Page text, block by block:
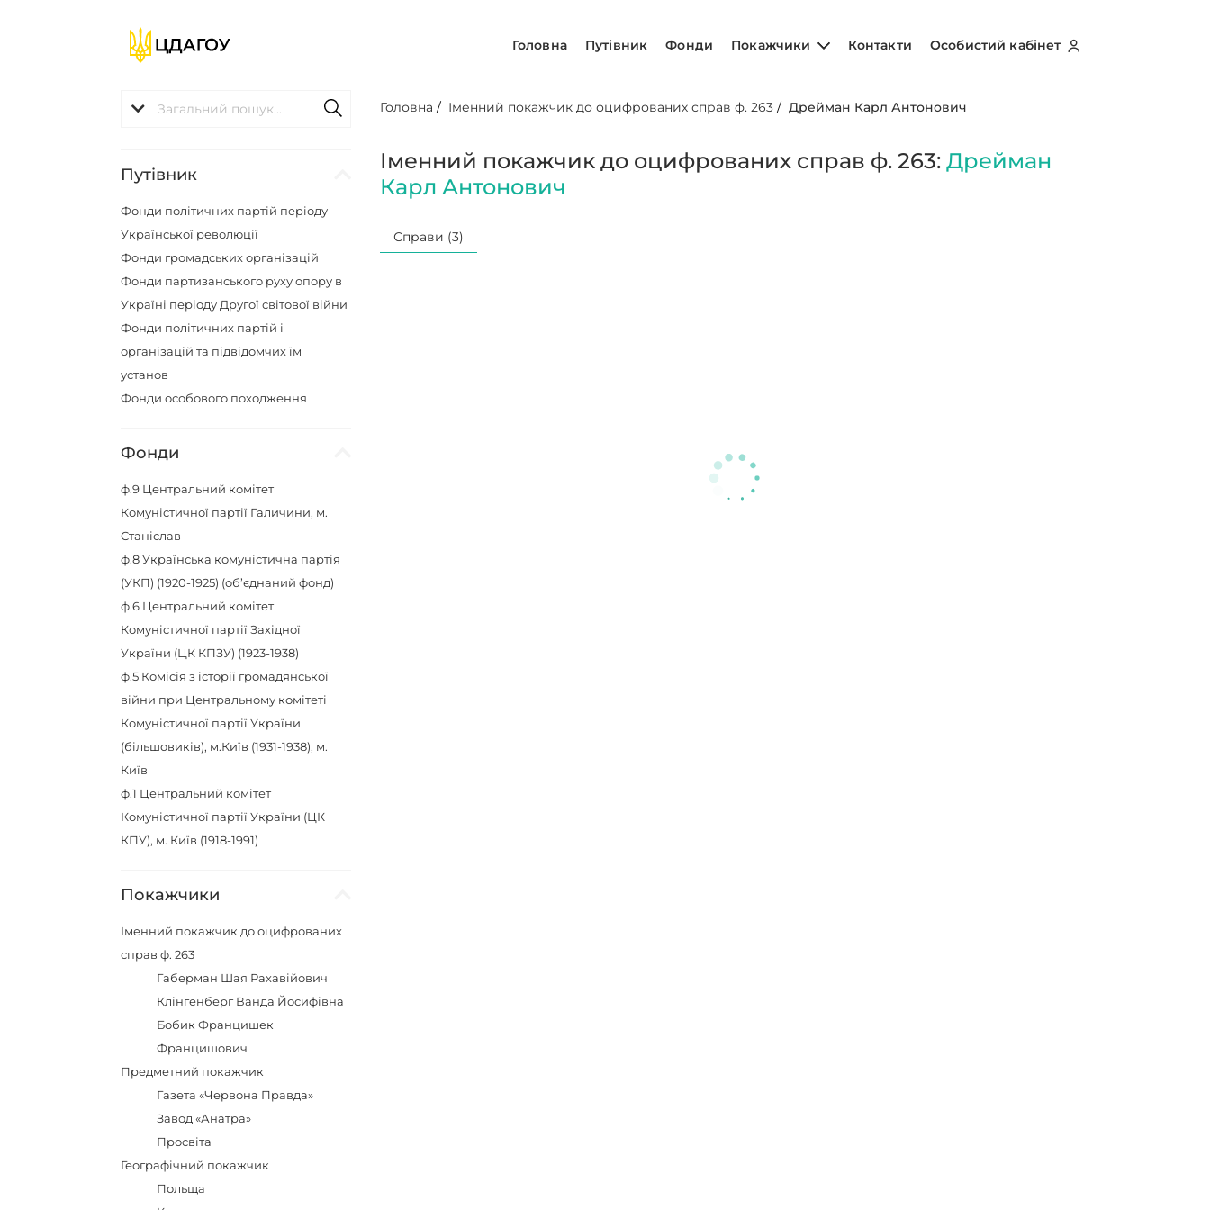
Головна Путівник Фонди Покажчики Контакти Особистий кабінет
Путівник
Фонди політичних партій періоду
Української революції
Фонди громадських організацій
Фонди партизанського руху опору в
Україні періоду Другої світової війни
Фонди політичних партій і
організацій та підвідомчих їм
установ
Фонди особового походження
Фонди
ф.9 Центральний комітет
Комуністичної партії Галичини, м.
Станіслав
ф.8Українська комуністична партія
(УКП) (1920-1925) (об’єднаний фонд)
ф.6 Центральний комітет
Комуністичної партії Західної
України (ЦК КПЗУ) (1923-1938)
ф.5 Комісія з історії громадянської
війни при Центральному комітеті
Комуністичної партії України
(більшовиків), м.Київ (1931-1938), м.
Київ
ф.1 Центральний комітет
Комуністичної партії України (ЦК
КПУ), м. Київ (1918-1991)
Покажчики
Іменний покажчик до оцифрованих
справ ф. 263
Габерман Шая Рахавійович
Клінгенберг Ванда Йосифівна
Бобик Францишек
Францишович
Предметний покажчик
Газета «Червона Правда»
Завод «Анатра»
Просвіта
Географічний покажчик
Польща
Головна / Іменний покажчик до оцифрованих справ ф. 263 /Дрейман Карл Антонович
Іменний покажчик до оцифрованих справ ф. 263:Дрейман
Карл Антонович
Справи (3)